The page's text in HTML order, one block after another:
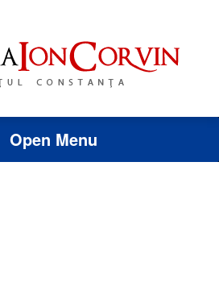
Open Menu